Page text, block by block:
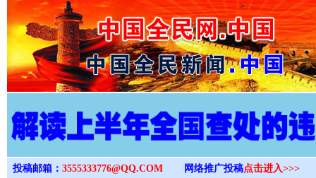
>
投稿邮箱： 3555333776@QQ.COM 网络推广投稿点击进入>>>